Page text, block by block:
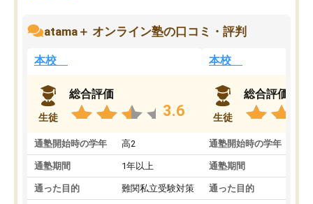
atama＋ オンライン塾の口コミ・評判
本校
生徒
総合評価
3.6
通塾開始時の学年 高2
通塾期間 1年以上
通った目的 難関私立受験対策
本校
生徒
総合評価
通塾開始時の学年
通塾期間
通った目的